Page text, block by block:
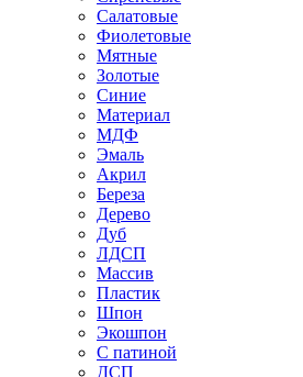
Салатовые
Фиолетовые
Мятные
Золотые
Синие
Материал
МДФ
Эмаль
Акрил
Береза
Дерево
Дуб
ЛДСП
Массив
Пластик
Шпон
Экошпон
С патиной
ДСП